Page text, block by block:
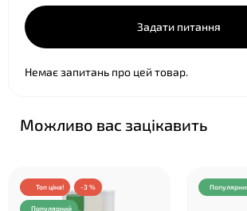
Задати питання
Немає запитань про цей товар.
Можливо вас зацікавить
Топ ціна! -3 %
Популярний